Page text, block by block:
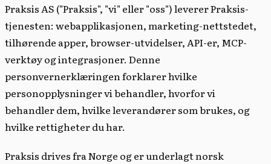
Praksis AS ("Praksis", "vi" eller "oss") leverer Praksis-
tjenesten: webapplikasjonen, marketing-nettstedet,
tilhørende apper, browser-utvidelser, API-er, MCP-
verktøy og integrasjoner. Denne
personvernerklæringen forklarer hvilke
personopplysninger vi behandler, hvorfor vi
behandler dem, hvilke leverandører som brukes, og
hvilke rettigheter du har.
Praksis drives fra Norge og er underlagt norsk